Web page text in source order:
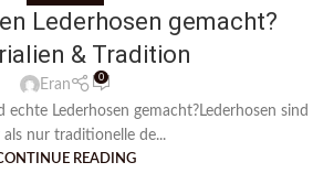
Lederhosen gemacht?
& Tradition
Eran
0
Lederhosen gemacht?Lederhosen sind
als nur traditionelle de...
READING